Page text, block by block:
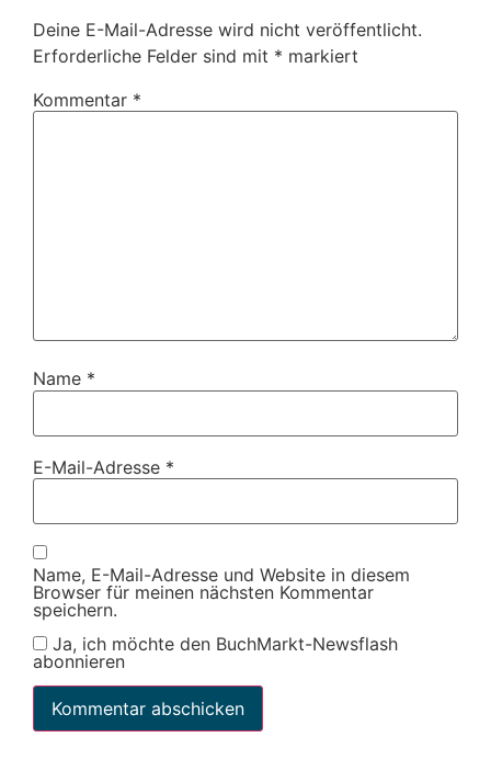
Deine E-Mail-Adresse wird nicht veröffentlicht.
Erforderliche Felder sind mit * markiert
Kommentar *
Name *
E-Mail-Adresse *
Name, E-Mail-Adresse und Website in diesem
Browser für meinen nächsten Kommentar
speichern.
Ja, ich möchte den BuchMarkt-Newsflash
abonnieren